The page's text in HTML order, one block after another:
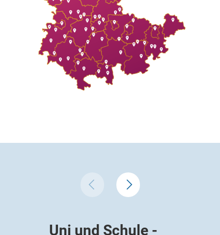
Uni und Schule -